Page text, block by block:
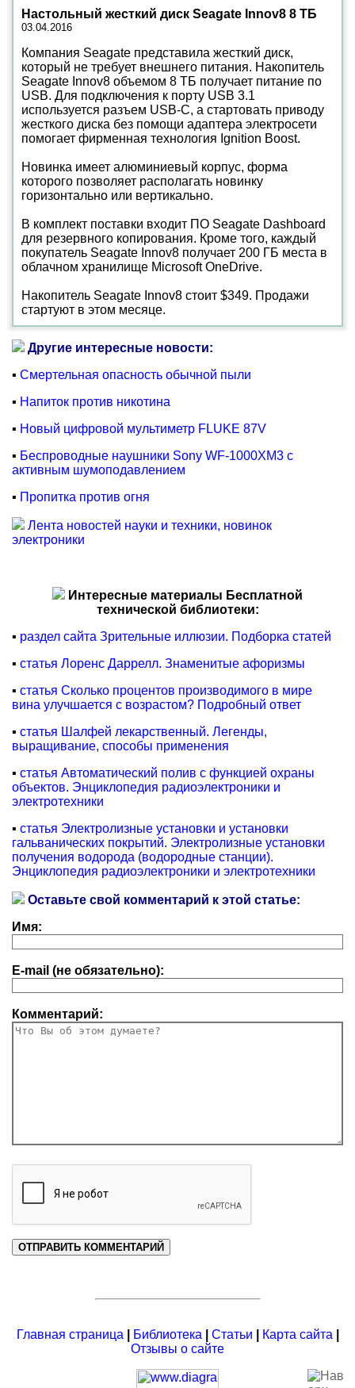
Настольный жесткий диск Seagate Innov8 8 ТБ
03.04.2016
Компания Seagate представила жесткий диск,
который не требует внешнего питания. Накопитель
Seagate Innov8 объемом 8 ТБ получает питание по
USB. Для подключения к порту USB 3.1
используется разъем USB-C, а стартовать приводу
жесткого диска без помощи адаптера электросети
помогает фирменная технология Ignition Boost.
Новинка имеет алюминиевый корпус, форма
которого позволяет располагать новинку
горизонтально или вертикально.
В комплект поставки входит ПО Seagate Dashboard
для резервного копирования. Кроме того, каждый
покупатель Seagate Innov8 получает 200 ГБ места в
облачном хранилище Microsoft OneDrive.
Накопитель Seagate Innov8 стоит $349. Продажи
стартуют в этом месяце.
Другие интересные новости:
▪ Смертельная опасность обычной пыли
▪ Напиток против никотина
▪ Новый цифровой мультиметр FLUKE 87V
▪ Беспроводные наушники Sony WF-1000XM3 с
активным шумоподавлением
▪ Пропитка против огня
Лента новостей науки и техники, новинок
электроники
Интересные материалы Бесплатной
технической библиотеки:
▪ раздел сайта Зрительные иллюзии. Подборка статей
▪ статья Лоренс Даррелл. Знаменитые афоризмы
▪ статья Сколько процентов производимого в мире
вина улучшается с возрастом? Подробный ответ
▪ статья Шалфей лекарственный. Легенды,
выращивание, способы применения
▪ статья Автоматический полив с функцией охраны
объектов. Энциклопедия радиоэлектроники и
электротехники
▪ статья Электролизные установки и установки
гальванических покрытий. Электролизные установки
получения водорода (водородные станции).
Энциклопедия радиоэлектроники и электротехники
Оставьте свой комментарий к этой статье:
Имя:
E-mail (не обязательно):
Комментарий:
Главная страница Библиотека Статьи Карта сайта
Отзывы о сайте